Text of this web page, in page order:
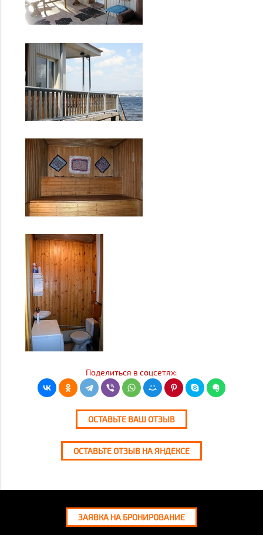
Поделиться в соцсетях:
ОСТАВЬТЕ ВАШ ОТЗЫВ
ОСТАВЬТЕ ОТЗЫВ НА ЯНДЕКСЕ
ЗАЯВКА НА БРОНИРОВАНИЕ